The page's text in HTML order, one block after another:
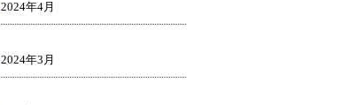
2024年4月
2024年3月